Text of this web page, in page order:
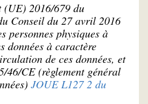
(UE) 2016/679 du
Conseil du 27 avril 2016
personnes physiques à
données à caractère
de ces données, et
46/CE (règlement général
JOUE L127 2 du